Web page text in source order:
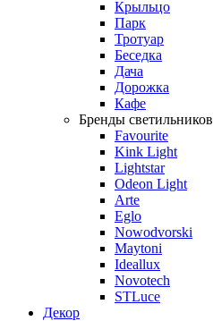
Крыльцо
Парк
Тротуар
Беседка
Дача
Дорожка
Кафе
Бренды светильников
Favourite
Kink Light
Lightstar
Odeon Light
Arte
Eglo
Nowodvorski
Maytoni
Ideallux
Novotech
STLuce
Декор